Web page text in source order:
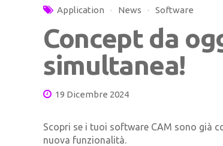
Application News Software
Concept da
simultanea!
19 Dicembre 2024
Scopri se i tuoi software CAM sono già
nuova funzionalità.